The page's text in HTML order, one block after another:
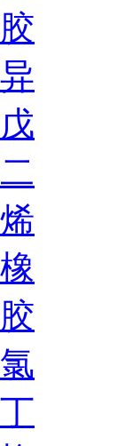
胶
异
戊
二
烯
橡
胶
氯
丁